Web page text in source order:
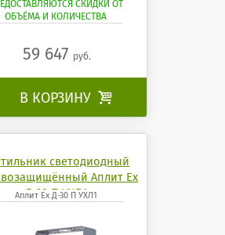
СКИДКИ ОТ
ОБЪЁМА И КОЛИЧЕСТВА
59 647 руб.
В КОРЗИНУ 
светодиодный
Аплит Ех
Д-30 П УХЛ1
Аплит Ех Д-30 П УХЛ1